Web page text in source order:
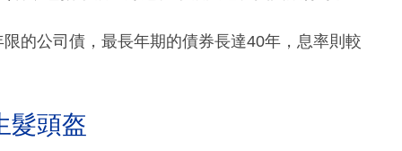
的公司債，最長年期的債券長達40年，息率則較
髮頭盔